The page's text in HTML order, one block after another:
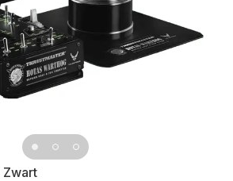
Zwart